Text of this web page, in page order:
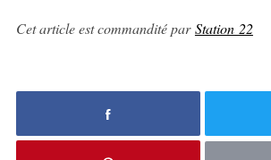
Cet article est commandité parStation 22